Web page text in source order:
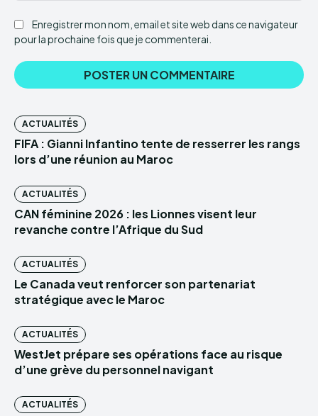
Enregistrer mon nom, email et site web dans ce navigateur
pour la prochaine fois que je commenterai.
ACTUALITÉS
FIFA : Gianni Infantino tente de resserrer les rangs
lors d’une réunion au Maroc
ACTUALITÉS
CAN féminine 2026 : les Lionnes visent leur
revanche contre l’Afrique du Sud
ACTUALITÉS
Le Canada veut renforcer son partenariat
stratégique avec le Maroc
ACTUALITÉS
WestJet prépare ses opérations face au risque
d’une grève du personnel navigant
ACTUALITÉS